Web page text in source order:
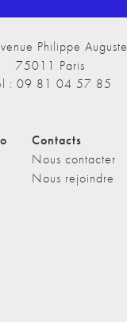
Philippe Auguste
75011 Paris
: 09 81 04 57 85
Contacts
Nous contacter
Nous rejoindre